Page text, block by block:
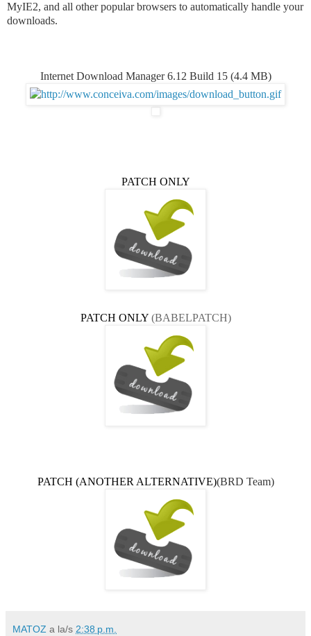
MyIE2, and all other popular browsers to automatically handle your
downloads.
Internet Download Manager 6.12 Build 15 (4.4 MB)
PATCH ONLY
PATCH ONLY(BABELPATCH)
PATCH (ANOTHER ALTERNATIVE)(BRD Team)
MATOZ a la/s 2:38 p.m.